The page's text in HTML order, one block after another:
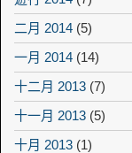
二月 2014 (5)
一月 2014 (14)
十二月 2013 (7)
十一月 2013 (5)
十月 2013 (1)